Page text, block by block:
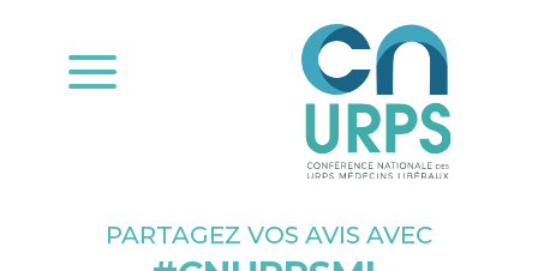
a
PARTAGEZ VOS AVIS AVEC